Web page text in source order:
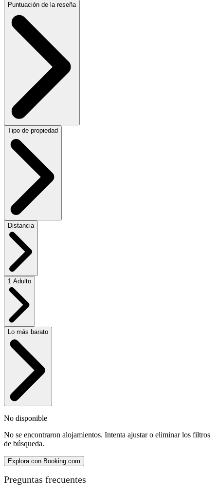
Puntuación de la reseña
Tipo de propiedad
Distancia
1 Adulto
Lo más barato
No disponible
No se encontraron alojamientos. Intenta ajustar o eliminar los filtros
de búsqueda.
Explora con Booking.com
Preguntas frecuentes